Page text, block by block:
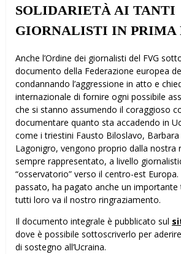
SOLIDARIETÀ AI TANTI
GIORNALISTI IN
Anche l’Ordine dei giornalisti del FVG
documento della Federazione europea
condannando l’aggressione in atto e
internazionale di fornire ogni possibile
che si stanno assumendo il coraggioso
documentare quanto sta accadendo in
come i triestini Fausto Biloslavo, Barbara
Lagonigro, vengono proprio dalla nostra
sempre rappresentato, a livello
“osservatorio” verso il centro-est
passato, ha pagato anche un importante
tutti loro va il nostro ringraziamento.
Il documento integrale è pubblicato sul
dove è possibile sottoscriverlo per
di sostegno all’Ucraina.